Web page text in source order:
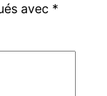
avec *